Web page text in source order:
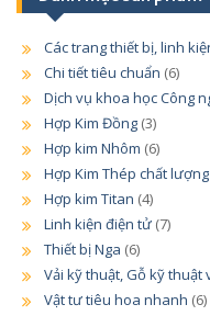
Các trang thiết bị, linh
Chi tiết tiêu chuẩn (6)
Dịch vụ khoa học Công
Hợp Kim Đồng (3)
Hợp kim Nhôm (6)
Hợp Kim Thép chất
Hợp kim Titan (4)
Linh kiện điện tử (7)
Thiết bị Nga (6)
Vải kỹ thuật, Gỗ kỹ thuật
Vật tư tiêu hoa nhanh (6)